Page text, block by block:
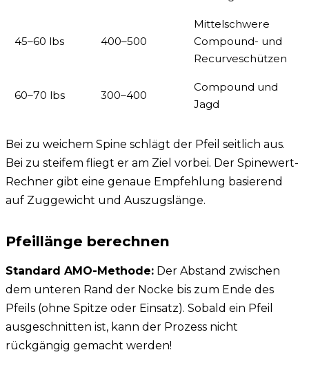
45–60 lbs 400–500
Mittelschwere
Compound- und
Recurveschützen
60–70 lbs 300–400
Compound und
Jagd
Bei zu weichem Spine schlägt der Pfeil seitlich aus.
Bei zu steifem fliegt er am Ziel vorbei. Der Spinewert-
Rechner gibt eine genaue Empfehlung basierend
auf Zuggewicht und Auszugslänge.
Pfeillänge berechnen
Standard AMO-Methode: Der Abstand zwischen
dem unteren Rand der Nocke bis zum Ende des
Pfeils (ohne Spitze oder Einsatz). Sobald ein Pfeil
ausgeschnitten ist, kann der Prozess nicht
rückgängig gemacht werden!